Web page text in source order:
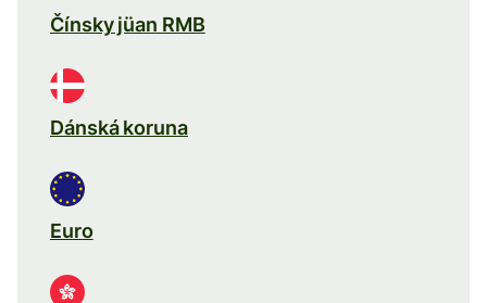
Čínsky jüan RMB
Dánská koruna
Euro